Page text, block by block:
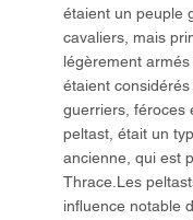
étaient un peuple
cavaliers, mais
légèrement
étaient
guerriers, féroces
peltast, était un
ancienne, qui est
Thrace.Les
influence notable